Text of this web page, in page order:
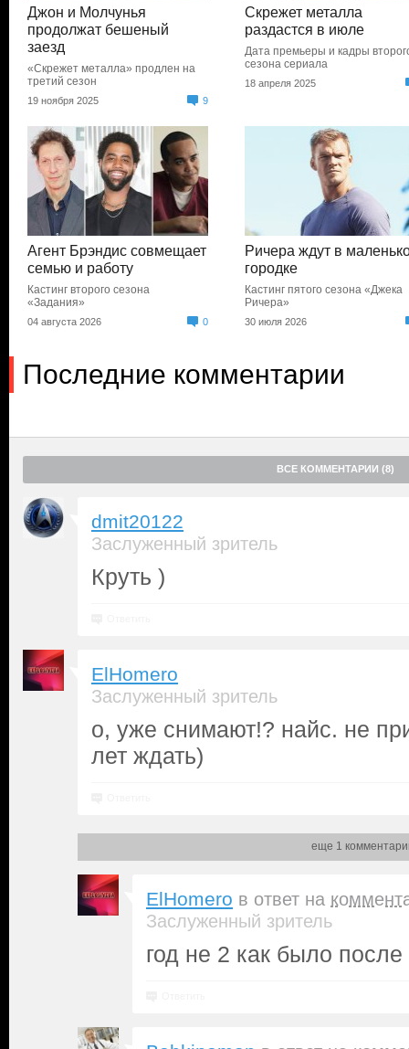
Джон и Молчунья
продолжат бешеный
заезд
«Скрежет металла» продлен на
третий сезон
19 ноября 2025 9
Скрежет металла
раздастся в июле
Дата премьеры и кадры
сезона сериала
18 апреля 2025
Агент Брэндис совмещает
семью и работу
Кастинг второго сезона
«Задания»
04 августа 2026 0
Ричера ждут в
городке
Кастинг пятого сезона «Джека
Ричера»
30 июля 2026
Последние комментарии
ВСЕ КОММЕНТАРИИ (8)
dmit20122
Заслуженный зритель
Круть )
ElHomero
Заслуженный зритель
о, уже снимают!? найс. не
лет ждать)
еще 1
ElHomero в ответ на
Заслуженный зритель
год не 2 как было после